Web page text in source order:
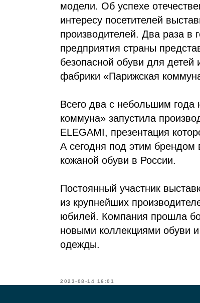
модели. Об успехе
интересу посетителей
производителей. Два раза в
предприятия страны
безопасной обуви для детей
фабрики «Парижская
Всего два с небольшим года
коммуна» запустила
ELEGAMI, презентация
А сегодня под этим брендом
кожаной обуви в России.
Постоянный участник
из крупнейших
юбилей. Компания прошла
новыми коллекциями обуви
одежды.
2023-08-14 16:01